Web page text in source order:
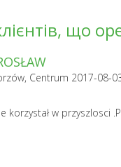
що
Centrum 2017-08-
korzystał w przyszlosci